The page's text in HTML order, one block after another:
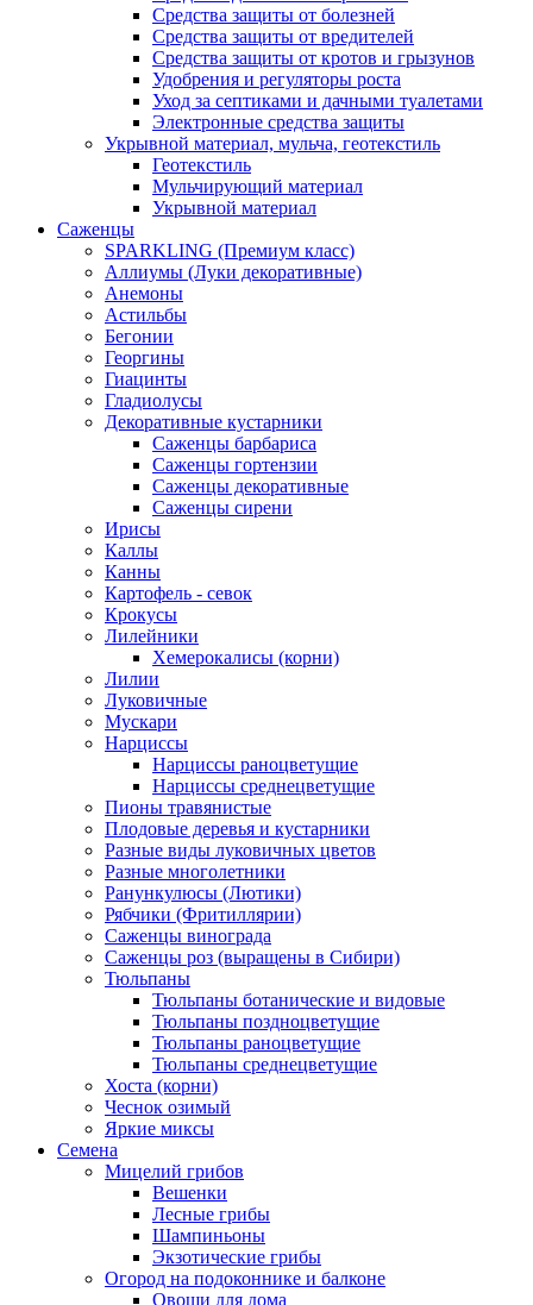
Средства защиты от болезней
Средства защиты от вредителей
Средства защиты от кротов и грызунов
Удобрения и регуляторы роста
Уход за септиками и дачными туалетами
Электронные средства защиты
Укрывной материал, мульча, геотекстиль
Геотекстиль
Мульчирующий материал
Укрывной материал
Саженцы
SPARKLING (Премиум класс)
Аллиумы (Луки декоративные)
Анемоны
Астильбы
Бегонии
Георгины
Гиацинты
Гладиолусы
Декоративные кустарники
Саженцы барбариса
Саженцы гортензии
Саженцы декоративные
Саженцы сирени
Ирисы
Каллы
Канны
Картофель - севок
Крокусы
Лилейники
Хемерокалисы (корни)
Лилии
Луковичные
Мускари
Нарциссы
Нарциссы раноцветущие
Нарциссы среднецветущие
Пионы травянистые
Плодовые деревья и кустарники
Разные виды луковичных цветов
Разные многолетники
Ранункулюсы (Лютики)
Рябчики (Фритиллярии)
Саженцы винограда
Саженцы роз (выращены в Сибири)
Тюльпаны
Тюльпаны ботанические и видовые
Тюльпаны поздноцветущие
Тюльпаны раноцветущие
Тюльпаны среднецветущие
Хоста (корни)
Чеснок озимый
Яркие миксы
Семена
Мицелий грибов
Вешенки
Лесные грибы
Шампиньоны
Экзотические грибы
Огород на подоконнике и балконе
Овощи для дома